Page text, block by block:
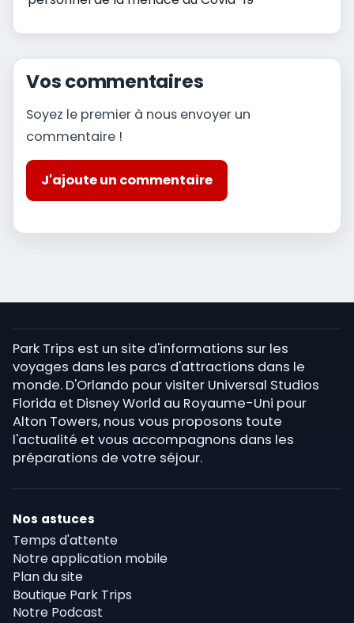
Vos commentaires
Soyez le premier à nous envoyer un
commentaire !
J'ajoute un commentaire
Park Trips est un site d'informations sur les
voyages dans les parcs d'attractions dans le
monde. D'Orlando pour visiter Universal Studios
Florida et Disney World au Royaume-Uni pour
Alton Towers, nous vous proposons toute
l'actualité et vous accompagnons dans les
préparations de votre séjour.
Nos astuces
Temps d'attente
Notre application mobile
Plan du site
Boutique Park Trips
Notre Podcast